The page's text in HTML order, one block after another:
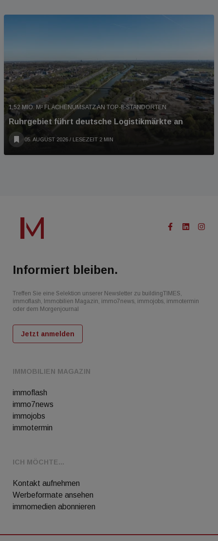
1,52 MIO. M² FLÄCHENUMSATZ AN TOP-8-STANDORTEN
Ruhrgebiet führt deutsche Logistikmärkte an
05. AUGUST 2026 / LESEZEIT 2 MIN
IMMOBILIEN MAGAZIN
immoflash
immo7news
immojobs
immotermin
ICH MÖCHTE...
Kontakt aufnehmen
Werbeformate ansehen
immomedien abonnieren
Informiert bleiben.
Treffen Sie eine Selektion unserer Newsletter zu buildingTIMES,
immoflash, Immobilien Magazin, immo7news, immojobs, immotermin
oder dem Morgenjournal
Jetzt anmelden